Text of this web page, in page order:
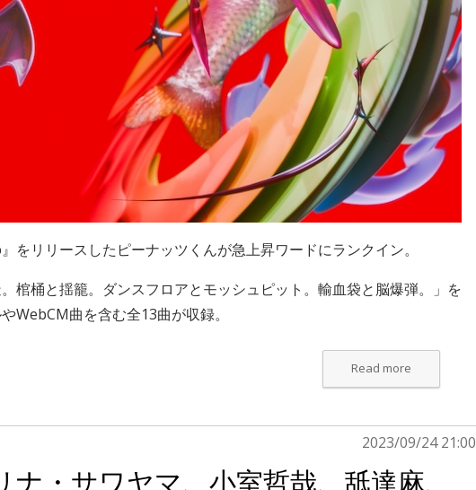
をリリースした ピーナッツくんが急上昇ワードにランクイン。
棺桶と揺籠。ダンスフロアとモッシュピット。輸血袋と脳爆弾。」を
WebCM曲を含む全13曲が収録。
Read more
2023/09/24 21:00
ナ・サワヤマ、小室哲哉、舐達麻、